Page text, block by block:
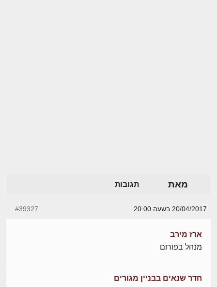
מאת תגובות
20/04/2017 בשעה 20:00 #39327
ארז מירב
מנהל בפורום
חדר שנאים בבניין מגורים